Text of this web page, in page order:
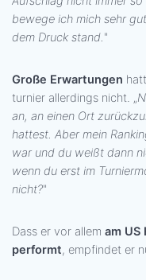
bewege ich mich sehr
dem Druck stand."
Große Erwartungen
turnier allerdings nicht. „
an, an einen Ort
hattest. Aber mein
war und du weißt dann
wenn du erst im
nicht?"
Dass er vor allem am
performt, empfindet er